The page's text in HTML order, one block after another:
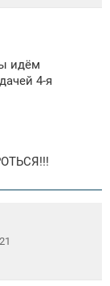
идём
4-я